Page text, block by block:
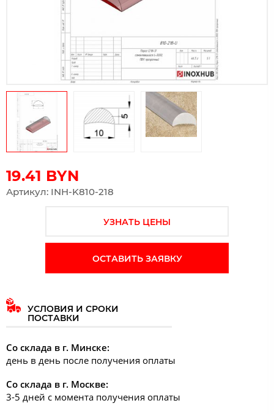
19.41 BYN
Артикул: INH-K810-218
УЗНАТЬ ЦЕНЫ
ОСТАВИТЬ ЗАЯВКУ
УСЛОВИЯ И СРОКИ
ПОСТАВКИ
Со склада в г. Минске:
день в день после получения оплаты
Со склада в г. Москве:
3-5 дней с момента получения оплаты